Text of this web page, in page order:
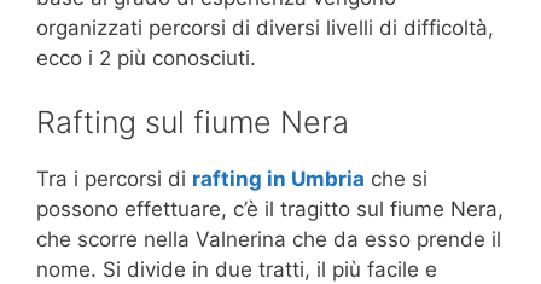
organizzati percorsi di diversi livelli di difficoltà,
ecco i 2 più conosciuti.
Rafting sul fiume Nera
Tra i percorsi di rafting in Umbria che si
possono effettuare, c’è il tragitto sul fiume Nera,
che scorre nella Valnerina che da esso prende il
nome. Si divide in due tratti, il più facile e